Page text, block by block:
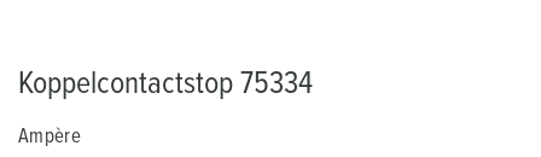
Koppelcontactstop 75334
Ampère